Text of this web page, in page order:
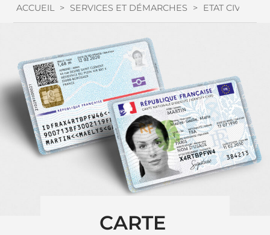
ACCUEIL > SERVICES ET DÉMARCHES > ETAT CIVIL
CARTE